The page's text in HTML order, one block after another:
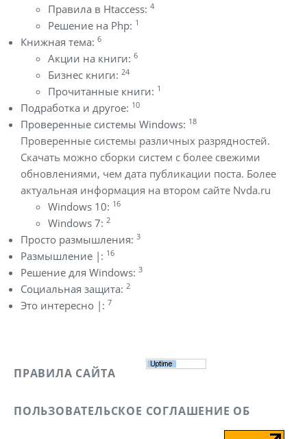
Правила в Htaccess: 4
Решение на Php: 1
Книжная тема: 6
Акции на книги: 6
Бизнес книги: 24
Прочитанные книги: 1
Подработка и другое: 10
Проверенные системы Windows: 18
Проверенные системы различных разрядностей.
Скачать можно сборки систем с более свежими
обновлениями, чем дата публикации поста. Более
актуальная информация на втором сайте Nvda.ru
Windows 10: 16
Windows 7: 2
Просто размышления: 3
Размышление |: 16
Решение для Windows: 3
Социальная защита: 2
Это интересно |: 7
ПРАВИЛА САЙТА
ПОЛЬЗОВАТЕЛЬСКОЕ СОГЛАШЕНИЕ ОБ